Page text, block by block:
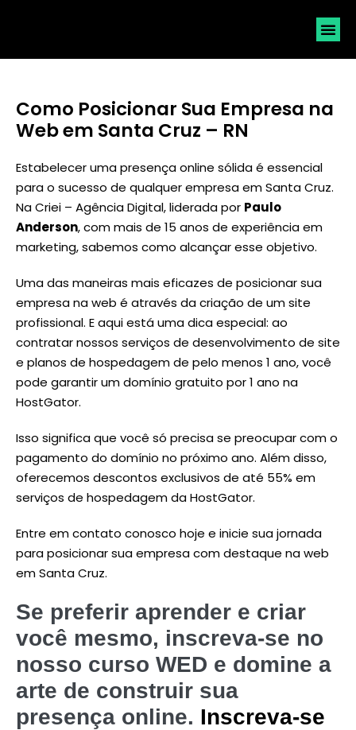
Como Posicionar Sua Empresa na
Web em Santa Cruz – RN
Estabelecer uma presença online sólida é essencial
para o sucesso de qualquer empresa em Santa Cruz.
Na Criei – Agência Digital, liderada por Paulo
Anderson, com mais de 15 anos de experiência em
marketing, sabemos como alcançar esse objetivo.
Uma das maneiras mais eficazes de posicionar sua
empresa na web é através da criação de um site
profissional. E aqui está uma dica especial: ao
contratar nossos serviços de desenvolvimento de site
e planos de hospedagem de pelo menos 1 ano, você
pode garantir um domínio gratuito por 1 ano na
HostGator.
Isso significa que você só precisa se preocupar com o
pagamento do domínio no próximo ano. Além disso,
oferecemos descontos exclusivos de até 55% em
serviços de hospedagem da HostGator.
Entre em contato conosco hoje e inicie sua jornada
para posicionar sua empresa com destaque na web
em Santa Cruz.
Se preferir aprender e criar
você mesmo, inscreva-se no
nosso curso WED e domine a
arte de construir sua
presença online. Inscreva-se